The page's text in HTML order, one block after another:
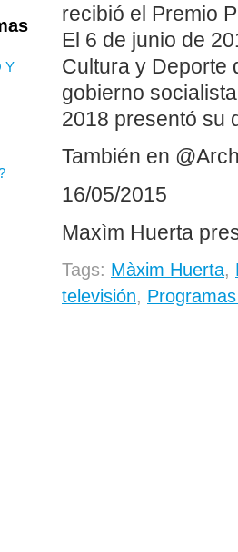
recibió el Premio
El 6 de junio de
Cultura y Deporte
gobierno
2018 presentó su
También en
16/05/2015
Maxìm Huerta
Tags: Màxim Huerta,
televisión,
Y